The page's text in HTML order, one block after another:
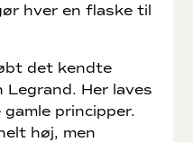
hver en flaske til
det kendte
Her laves
principper.
høj, men